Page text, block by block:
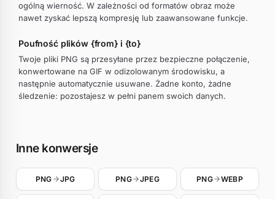
ogólną wierność. W zależności od formatów obraz może
nawet zyskać lepszą kompresję lub zaawansowane funkcje.
Poufność plików {from} i {to}
Twoje pliki PNG są przesyłane przez bezpieczne połączenie,
konwertowane na GIF w odizolowanym środowisku, a
następnie automatycznie usuwane. Żadne konto, żadne
śledzenie: pozostajesz w pełni panem swoich danych.
Inne konwersje
PNG JPG PNG JPEG PNG WEBP